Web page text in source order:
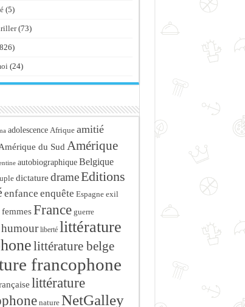
(5)
(73)
(24)
adolescence Afrique amitié
du Sud Amérique
autobiographique Belgique
dictature drameEditions
enfance enquête Espagne exil
femmes France guerre
humour liberté littérature
littérature belge
francophone
littérature
nature NetGalley